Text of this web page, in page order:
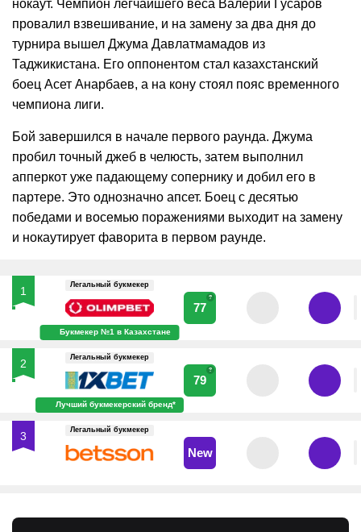
нокаут. Чемпион легчайшего веса Валерий Гусаров
провалил взвешивание, и на замену за два дня до
турнира вышел Джума Давлатмамадов из
Таджикистана. Его оппонентом стал казахстанский
боец Асет Анарбаев, а на кону стоял пояс временного
чемпиона лиги.
Бой завершился в начале первого раунда. Джума
пробил точный джеб в челюсть, затем выполнил
апперкот уже падающему сопернику и добил его в
партере. Это однозначно апсет. Боец с десятью
победами и восемью поражениями выходит на замену
и нокаутирует фаворита в первом раунде.
1 Легальный букмекер
Букмекер №1 в Казахстане
77
?
2 Легальный букмекер
Лучший букмекерский бренд*
79
?
3 Легальный букмекер
New